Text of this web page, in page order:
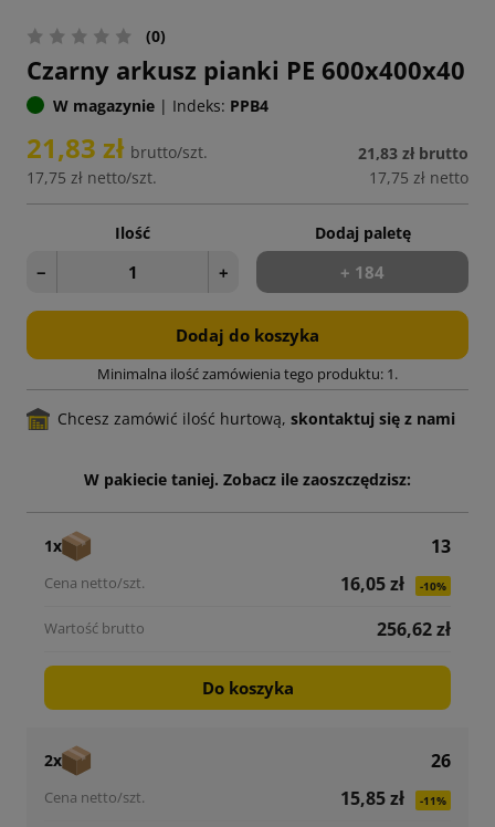
(0)
Czarny arkusz pianki PE 600x400x40
W magazynie | Indeks: PPB4
21,83 zł brutto/szt.
17,75 zł netto/szt.
21,83 zł brutto
17,75 zł netto
Ilość
− +
Dodaj paletę
+ 184
Dodaj do koszyka
Minimalna ilość zamówienia tego produktu: 1.
Chcesz zamówić ilość hurtową, skontaktuj się z nami
W pakiecie taniej. Zobacz ile zaoszczędzisz:
1x
13
16,05 zł
-10%
256,62 zł
Do koszyka
2x
26
15,85 zł
-11%